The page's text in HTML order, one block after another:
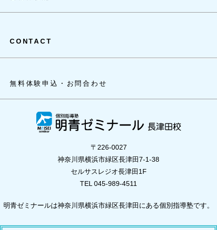
CONTACT
無料体験申込・お問合わせ
〒226-0027
神奈川県横浜市緑区長津田7-1-38
セルサスレジオ長津田1F
TEL 045-989-4511
明青ゼミナールは神奈川県横浜市緑区長津田にある個別指導塾です。